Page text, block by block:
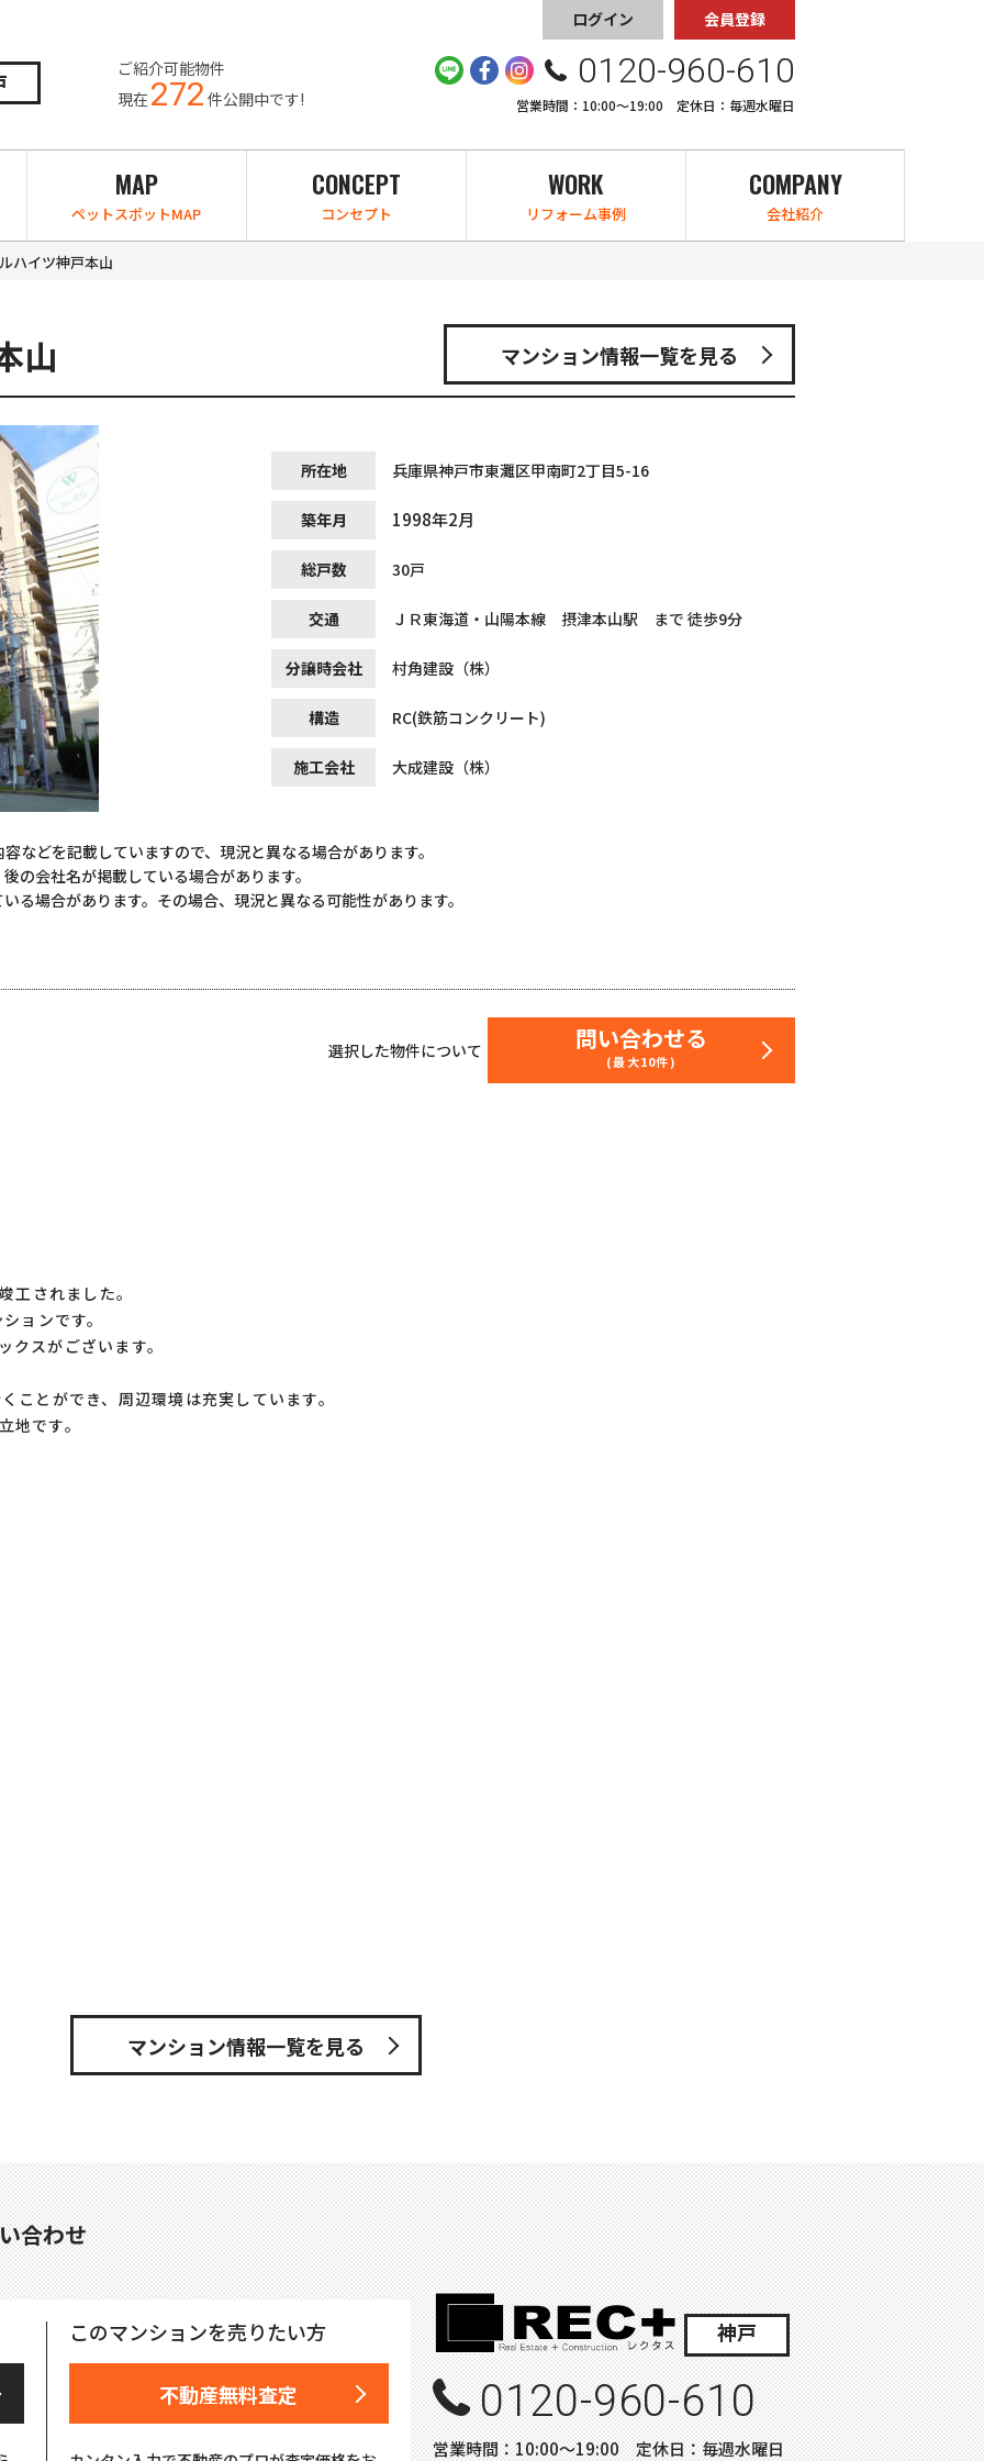
ご紹介可能物件
現在272 件公開中です!
ログイン 会員登録
0120-960-610
営業時間：10:00〜19:00 定休日：毎週水曜日
MAP
ペットスポットMAP
CONCEPT
コンセプト
WORK
リフォーム事例
COMPANY
会社紹介
ハイツ神戸本山
山 マンション情報一覧を見る
所在地 兵庫県神戸市東灘区甲南町2丁目5-16
築年月 1998年2月
総戸数 30戸
交通 ＪＲ東海道・山陽本線 摂津本山駅 まで 徒歩9分
分譲時会社 村角建設（株）
構造 RC(鉄筋コンクリート)
施工会社 大成建設（株）
どを記載していますので、現況と異なる場合があります。
の会社名が掲載している場合があります。
場合があります。その場合、現況と異なる可能性があります。
選択した物件について 問い合わせる
(最大10件)
工されました。
ョンです。
スがございます。
ことができ、周辺環境は充実しています。
地です。
マンション情報一覧を見る
合わせ
このマンションを売りたい方
不動産無料査定
神戸
0120-960-610
営業時間：10:00〜19:00 定休日：毎週水曜日